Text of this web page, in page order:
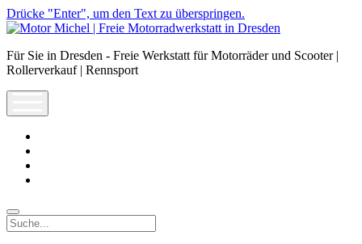
Drücke "Enter", um den Text zu überspringen.
Motor
|
Freie
Dresden
Für Sie in Dresden - Freie Werkstatt für Motorräder und Scooter |
Rollerverkauf | Rennsport
Suche